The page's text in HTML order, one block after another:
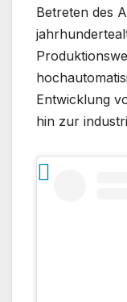
Betreten des
Entwicklung
hin zur